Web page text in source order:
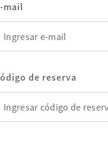
mail
de reserva